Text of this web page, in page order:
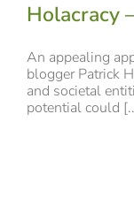
Holacracy
An appealing
blogger Patrick
and societal
potential could